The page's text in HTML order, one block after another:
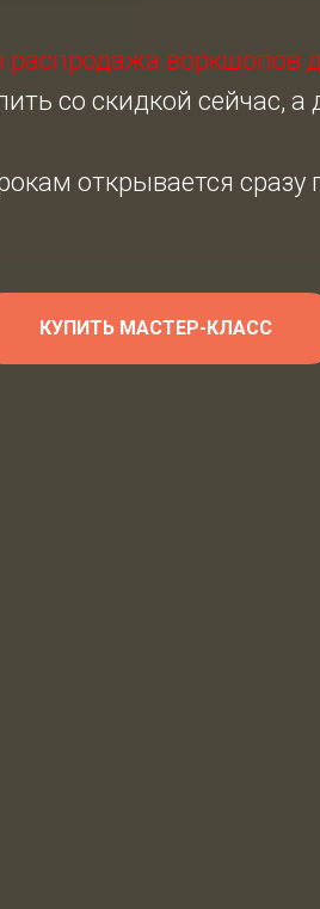
распродажа воркшопов
со скидкой сейчас, а
открывается
КУПИТЬ МАСТЕР-КЛАСС